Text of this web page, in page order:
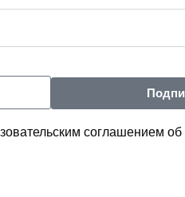
соглашением об